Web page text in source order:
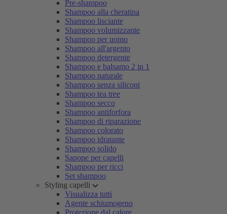
Pre-shampoo
Shampoo alla cheratina
Shampoo lisciante
Shampoo volumizzante
Shampoo per uomo
Shampoo all'argento
Shampoo detergente
Shampoo e balsamo 2 in 1
Shampoo naturale
Shampoo senza siliconi
Shampoo tea tree
Shampoo secco
Shampoo antiforfora
Shampoo di riparazione
Shampoo colorato
Shampoo idratante
Shampoo solido
Sapone per capelli
Shampoo per ricci
Set shampoo
Styling capelli
Visualizza tutti
Agente schiumogeno
Protezione dal calore